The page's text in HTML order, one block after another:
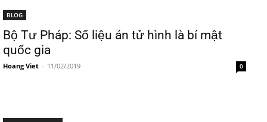
BLOG
Bộ Tư Pháp: Số liệu án tử hình là bí mật
quốc gia
Hoang Viet - 11/02/2019 0